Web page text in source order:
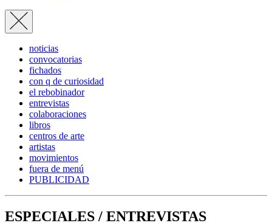
noticias
convocatorias
fichados
con q de curiosidad
el rebobinador
entrevistas
colaboraciones
libros
centros de arte
artistas
movimientos
fuera de menú
PUBLICIDAD
ESPECIALES / ENTREVISTAS